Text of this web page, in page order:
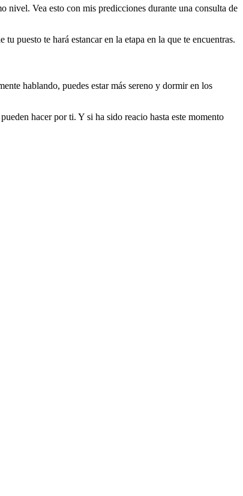
nivel. Vea esto con mis predicciones durante una consulta de
puesto te hará estancar en la etapa en la que te encuentras.
hablando, puedes estar más sereno y dormir en los
hacer por ti. Y si ha sido reacio hasta este momento